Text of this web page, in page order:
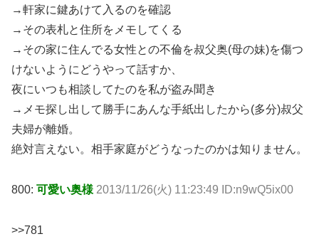
→軒家に鍵あけて入るのを確認
→その表札と住所をメモしてくる
→その家に住んでる女性との不倫を叔父奥(母の妹)を傷つ
けないようにどうやって話すか、
夜にいつも相談してたのを私が盗み聞き
→メモ探し出して勝手にあんな手紙出したから(多分)叔父
夫婦が離婚。
絶対言えない。相手家庭がどうなったのかは知りません。
800: 可愛い奥様 2013/11/26(火) 11:23:49 ID:n9wQ5ix00
>>781